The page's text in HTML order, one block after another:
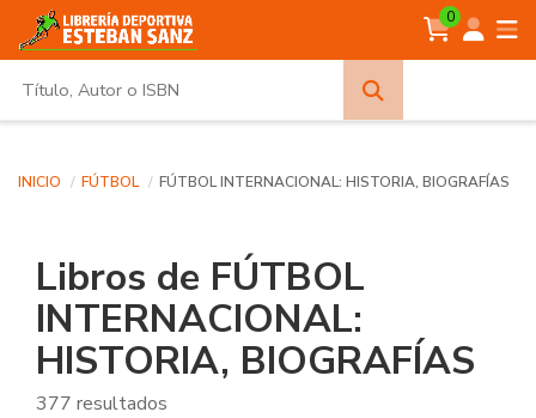
0
INICIO FÚTBOL FÚTBOL INTERNACIONAL: HISTORIA, BIOGRAFÍAS
Libros de FÚTBOL
INTERNACIONAL:
HISTORIA, BIOGRAFÍAS
377 resultados